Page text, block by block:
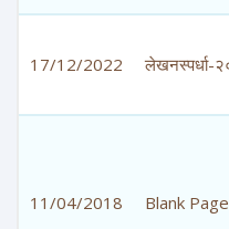
17/12/2022 लेखनस्पर्धा-
11/04/2018 Blank Page